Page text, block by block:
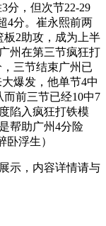
分，但次节22-29
4分。崔永熙前两
板2助攻，成为上半
州在第三节疯狂打
三节结束广州已
爆发，他单节4中
前三节已经10中7
陷入疯狂打铁模
帮助广州4分险
浮生）
示，内容详情请与